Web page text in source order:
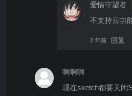
爱情守望者
不支持云功
2 年前 回复
啊啊啊
现在sketch都要关闭